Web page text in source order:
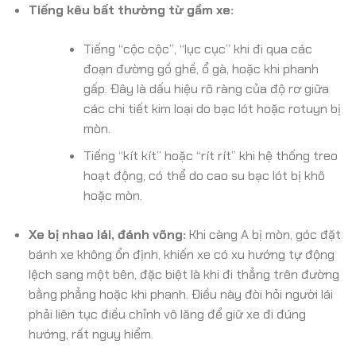
Tiếng kêu bất thường từ gầm xe:
Tiếng “cộc cộc”, “lục cục” khi đi qua các
đoạn đường gồ ghề, ổ gà, hoặc khi phanh
gấp. Đây là dấu hiệu rõ ràng của độ rơ giữa
các chi tiết kim loại do bạc lót hoặc rotuyn bị
mòn.
Tiếng “kít kít” hoặc “rít rít” khi hệ thống treo
hoạt động, có thể do cao su bạc lót bị khô
hoặc mòn.
Xe bị nhao lái, đánh võng: Khi càng A bị mòn, góc đặt
bánh xe không ổn định, khiến xe có xu hướng tự động
lệch sang một bên, đặc biệt là khi đi thẳng trên đường
bằng phẳng hoặc khi phanh. Điều này đòi hỏi người lái
phải liên tục điều chỉnh vô lăng để giữ xe đi đúng
hướng, rất nguy hiểm.